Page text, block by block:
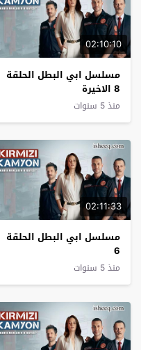
02:10:10
مسلسل ابي البطل الحلقة
8 الاخيرة
منذ 5 سنوات
02:11:33
مسلسل ابي البطل الحلقة
6
منذ 5 سنوات